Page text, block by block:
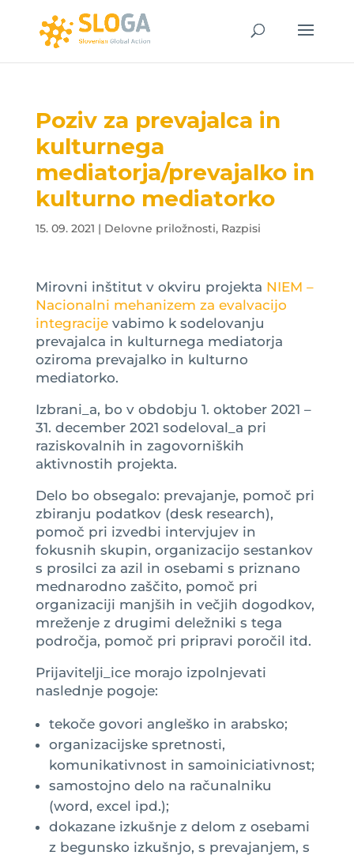
Poziv za prevajalca in
kulturnega
mediatorja/prevajalko in
kulturno mediatorko
15. 09. 2021 | Delovne priložnosti, Razpisi
Mirovni inštitut v okviru projekta NIEM –
Nacionalni mehanizem za evalvacijo
integracijevabimo k sodelovanju
prevajalca in kulturnega mediatorja
oziroma prevajalko in kulturno
mediatorko.
Izbrani_a, bo v obdobju 1. oktober 2021 –
31. december 2021 sodeloval_a pri
raziskovalnih in zagovorniških
aktivnostih projekta.
Delo bo obsegalo: prevajanje, pomoč pri
zbiranju podatkov (desk research),
pomoč pri izvedbi intervjujev in
fokusnih skupin, organizacijo sestankov
s prosilci za azil in osebami s priznano
mednarodno zaščito, pomoč pri
organizaciji manjših in večjih dogodkov,
mreženje z drugimi deležniki s tega
področja, pomoč pri pripravi poročil itd.
Prijavitelji_ice morajo izpolnjevati
naslednje pogoje:
tekoče govori angleško in arabsko;
organizacijske spretnosti,
komunikativnost in samoiniciativnost;
samostojno delo na računalniku
(word, excel ipd.);
dokazane izkušnje z delom z osebami
z begunsko izkušnjo, s prevajanjem, s